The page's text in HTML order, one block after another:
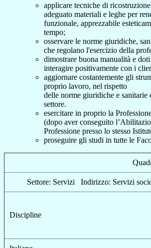
applicare tecniche di ricostruzione
adeguato materiali e leghe per re
funzionale, apprezzabile esteticam
tempo;
osservare le norme giuridiche,
che regolano l'esercizio della prof
dimostrare buona manualità e
interagire positivamente con i clie
aggiornare costantemente gli
proprio lavoro, nel rispetto
delle norme giuridiche e sanitarie
settore.
esercitare in proprio la Profession
(dopo aver conseguito
Professione presso lo stesso
proseguire gli studi in tutte le
Settore: Servizi Indirizzo: Servizi
Discipline